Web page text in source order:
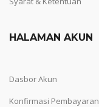
HALAMAN AKUN
Dasbor Akun
Konfirmasi Pembayaran